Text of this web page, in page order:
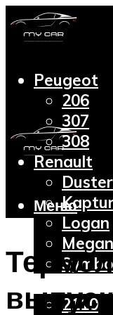
Peugeot
206
307
308
Renault
Duster
Logan
Lada
2110
Меню